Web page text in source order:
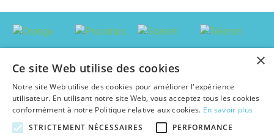
×
Ce site Web utilise des cookies
Notre site Web utilise des cookies pour améliorer l'expérience
utilisateur. En utilisant notre site Web, vous acceptez tous les cookies
conformément à notre Politique relative aux cookies. En savoir plus
STRICTEMENT NÉCESSAIRES
PERFORMANCE